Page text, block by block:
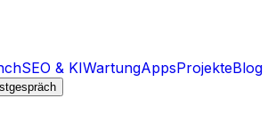
SEO & KIWartungAppsProjekteBlog